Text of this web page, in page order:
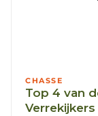
CHASSE
Top 4 van